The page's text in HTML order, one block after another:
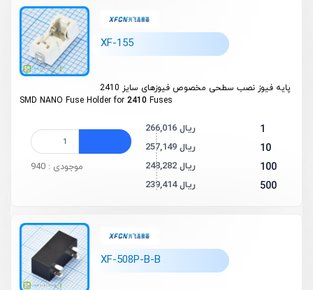
XF-155
SMD NANO Fuse Holder for 2410 Fuses
1 266,016 ریال
10 257,149 ریال
100 248,282 ریال
500 239,414 ریال
موجودی : 940
XF-508P-B-B